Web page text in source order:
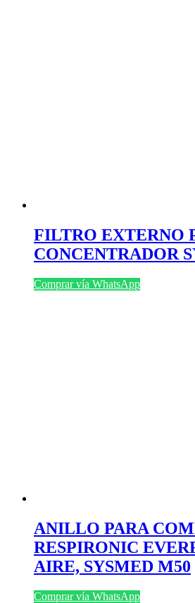
FILTRO EXTERNO
CONCENTRADOR
Comprar vía WhatsApp
ANILLO PARA
RESPIRONIC
AIRE, SYSMED M50
Comprar vía WhatsApp